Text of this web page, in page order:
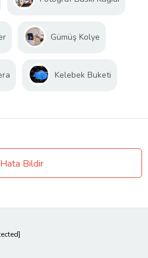
Gümüş Kolye
Kelebek Buketi
Hata Bildir